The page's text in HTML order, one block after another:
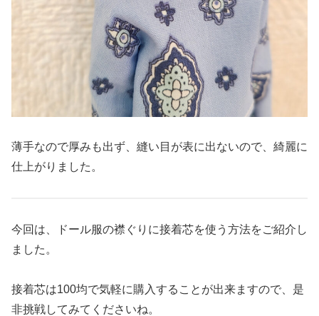
薄手なので厚みも出ず、縫い目が表に出ないので、綺麗に
仕上がりました。
今回は、ドール服の襟ぐりに接着芯を使う方法をご紹介し
ました。
接着芯は100均で気軽に購入することが出来ますので、是
非挑戦してみてくださいね。